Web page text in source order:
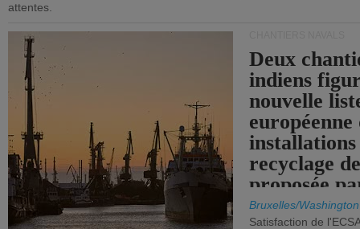
attentes.
Deux
indiens
nouvelle
européenne
installations
recyclage
proposée
Bruxelles/Washington
Satisfaction de